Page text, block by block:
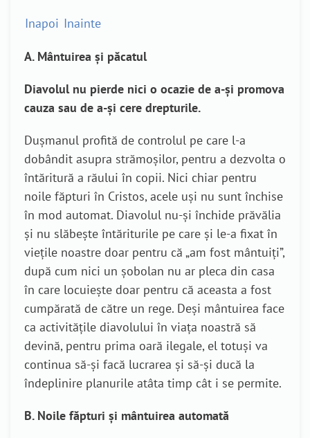
Inapoi Inainte
A. Mântuirea şi păcatul
Diavolul nu pierde nici o ocazie de a-şi promova
cauza sau de a-şi cere drepturile.
Duşmanul profită de controlul pe care l-a
dobândit asupra strămoşilor, pentru a dezvolta o
întăritură a răului în copii. Nici chiar pentru
noile făpturi în Cristos, acele uşi nu sunt închise
în mod automat. Diavolul nu-şi închide prăvălia
şi nu slăbeşte întăriturile pe care şi le-a fixat în
vieţile noastre doar pentru că „am fost mântuiţi”,
după cum nici un şobolan nu ar pleca din casa
în care locuieşte doar pentru că aceasta a fost
cumpărată de către un rege. Deşi mântuirea face
ca activităţile diavolului în viaţa noastră să
devină, pentru prima oară ilegale, el totuşi va
continua să-şi facă lucrarea şi să-şi ducă la
îndeplinire planurile atâta timp cât i se permite.
B. Noile făpturi şi mântuirea automată